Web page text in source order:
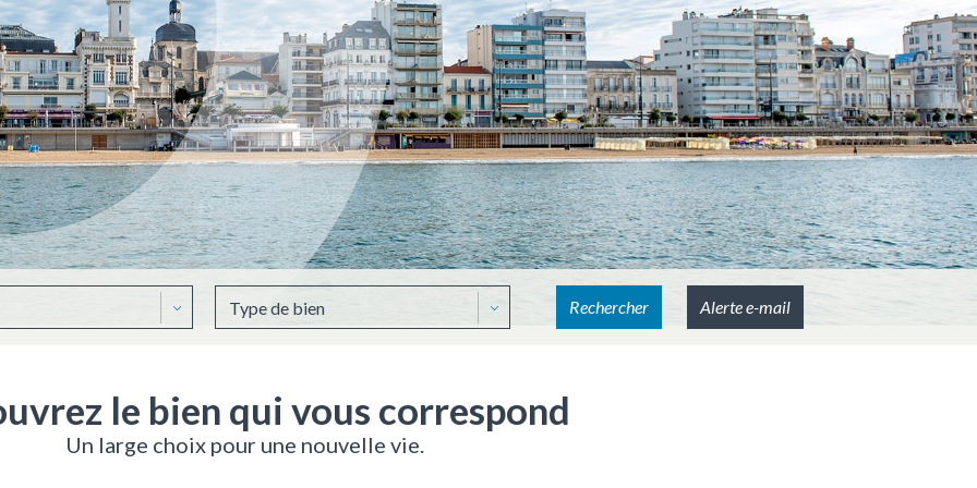
Rechercher Alerte e-mail
le bien qui vous correspond
Un large choix pour une nouvelle vie.